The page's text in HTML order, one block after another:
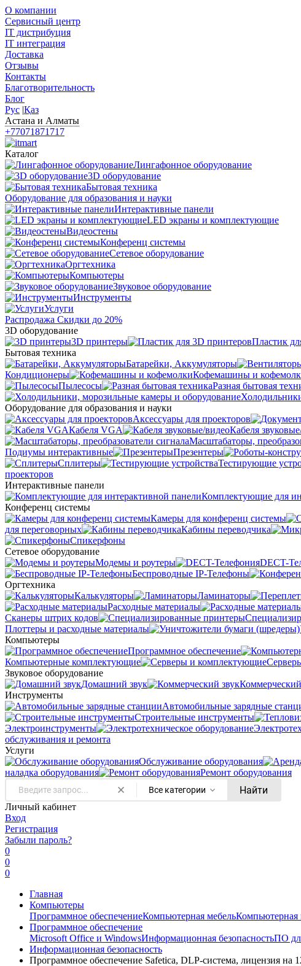
О компании
Сервисный центр
IT дистрибуция
IT интеграция
Доставка
Отзывы
Контакты
Благотворительность
Блог
Рус |Қаз
Астана и Алматы
+77071871717
Каталог
Лингафонное оборудование
3D оборудование
Бытовая техника
Оборудование для образования и науки
Интерактивные панели
LED экраны и комплектующие
Видеостены
Конференц системы
Сетевое оборудование
Оргтехника
Компьютеры
Звуковое оборудование
Инструменты
Услуги
Распродажа Скидки до 20%
3D оборудование
3D принтеры
Пластик
Бытовая техника
Батарейки, Аккумуляторы
Кондиционеры
Кофемашины и
Пылесосы
Разная бытовая
Оборудование для образования и науки
Аксессуары для проекторов
Кабеля VGA
Кабеля
Масштабаторы,
Подиумы интерактивные
Презентеры
Сплитеры
Тестирующие
проекторов
Интерактивные панели
Комплектующие для
Конференц системы
Камеры для конференц системы
для переговорных
Кабины переводчика
Спикерфоны
Сетевое оборудование
Модемы и роутеры
DECT-
Беспроводные IP-Телефоны
Оргтехника
Калькуляторы
Ламинаторы
Расходные материалы
Сканеры штрих кодов
Плоттеры и расходные материалы
Компьютеры
Программное обеспечение
Компьютерные комплектующие
Звуковое оборудование
Домашний звук
Инструменты
Автомобильные зарядные
Строительные инструменты
Электроинструменты
обслуживания и ремонта
Услуги
Oбслуживание оборудования
наладка оборудования
Ремонт оборудования
Все категории Найти
Личный кабинет
Вход
Регистрация
Забыли пароль?
0
0
0
Главная
Компьютеры
Программное обеспечениеКомпьютерная мебельКомпьютерная
Программное обеспечение
Microsoft Office и WindowsИнформационная безопасностьПО
Информационная безопасность
Программное обеспечение Safetica, DLP-система, лицензия на